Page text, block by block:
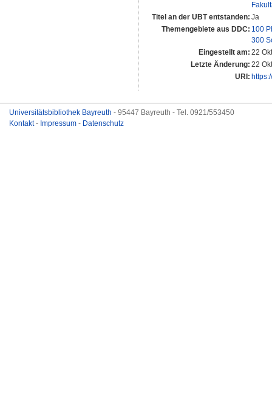
Titel an der UBT entstanden: Ja
Themengebiete aus DDC: 100
300
Eingestellt am: 22
Letzte Änderung: 22
URI:
Universitätsbibliothek Bayreuth - 95447 Bayreuth - Tel. 0921/553450
Kontakt- Impressum - Datenschutz